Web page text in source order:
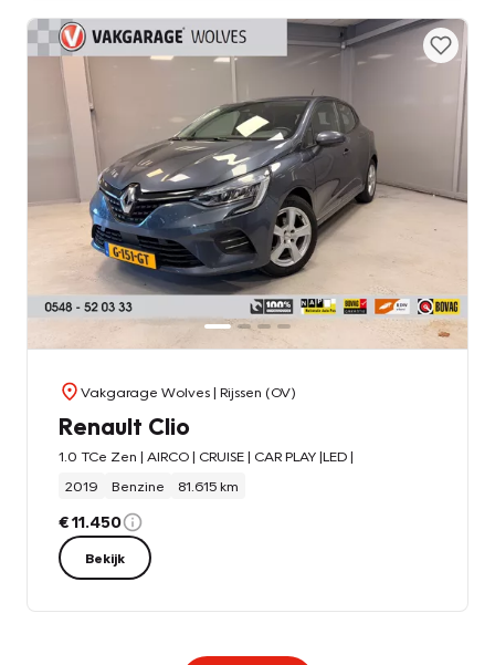
Vakgarage Wolves| Rijssen (OV)
Renault Clio
1.0 TCe Zen | AIRCO | CRUISE | CAR PLAY |LED |
2019
Benzine 81.615 km
€ 11.450
Bekijk